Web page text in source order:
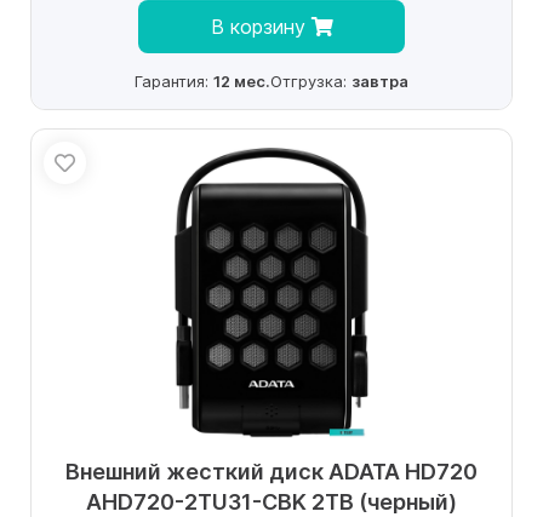
В корзину
Гарантия: 12 мес.Отгрузка: завтра
Внешний жесткий диск ADATA HD720
AHD720-2TU31-CBK 2TB (черный)